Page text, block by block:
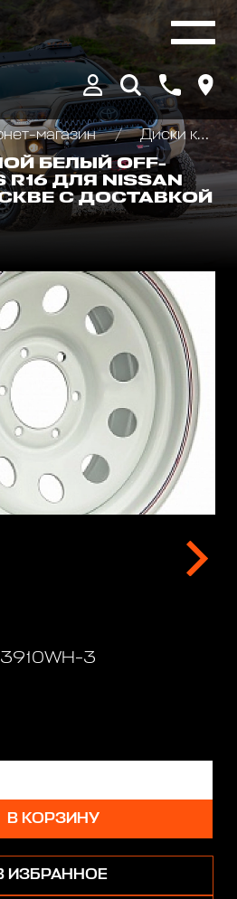
магазин
Диски колёсные, Проставки для изменения вылета
БЕЛЫЙ OFF-
R16 ДЛЯ NISSAN
С ДОСТАВКОЙ
3
В КОРЗИНУ
ИЗБРАННОЕ